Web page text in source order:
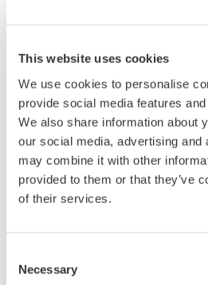
This website uses cookies
We use cookies to personalise
provide social media features
We also share information about
our social media, advertising and
may combine it with other
provided to them or that they’ve
of their services.
Selection
Necessary
fabrieksoperaties willen
adviesdienst die alles omvat -
besturingsproblemen tot het
optimale besturingsmethoden
kosteneffectiviteit die
onderhoud en bediening omvat.
In de toekomst zullen ENEOS
blijven samenwerken en
gebruik van AI voor controle en